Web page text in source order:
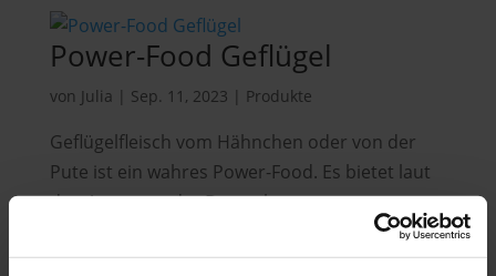
Power-Food Geflügel
von Julia | Sep. 11, 2023 | Produkte
Geflügelfleisch vom Hähnchen oder von der
Pute ist ein wahres Power-Food. Es bietet laut
den Aussagen der Deutschen
Geflügelwirtschaft nicht nur Vorteile für
Figurbewusste, es liefert auch wertvolle